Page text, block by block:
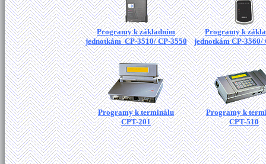
Programy k základním
jednotkám CP-3510/ CP-3550
Programy k
jednotkám CP-3560/
Programy k terminálu
CPT-201
Programy k
CPT-510